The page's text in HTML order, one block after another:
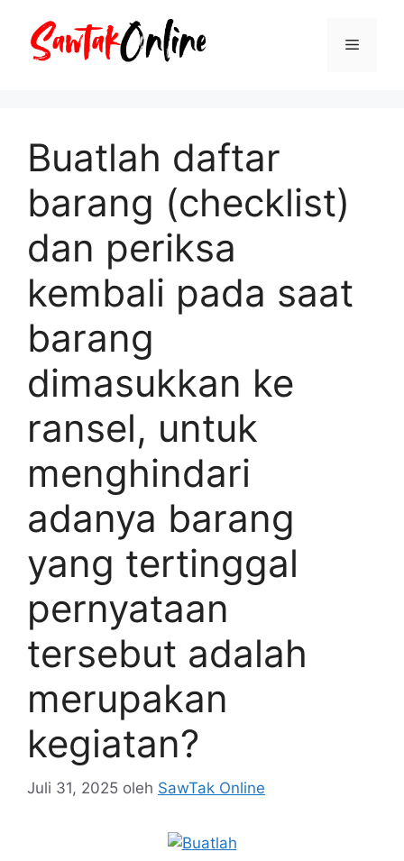
Menu
Buatlah daftar
barang (checklist)
dan periksa
kembali pada saat
barang
dimasukkan ke
ransel, untuk
menghindari
adanya barang
yang tertinggal
pernyataan
tersebut adalah
merupakan
kegiatan?
Juli 31, 2025 oleh SawTak Online